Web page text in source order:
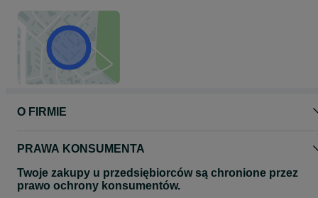
O FIRMIE
PRAWA KONSUMENTA
Twoje zakupy u przedsiębiorców są chronione przez
prawo ochrony konsumentów.